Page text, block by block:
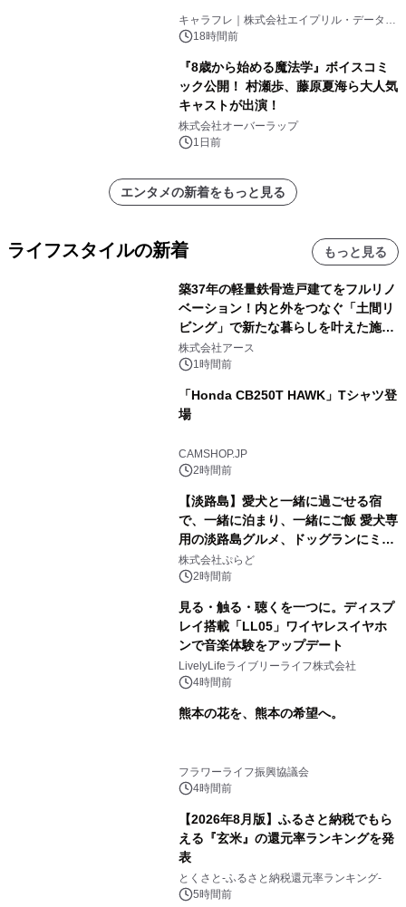
キャラフレ｜株式会社エイプリル・データ・
デザインズ
18時間前
『8歳から始める魔法学』ボイスコミ
ック公開！ 村瀬歩、藤原夏海ら大人気
キャストが出演！
株式会社オーバーラップ
1日前
エンタメの新着をもっと見る
ライフスタイルの新着 もっと見る
築37年の軽量鉄骨造戸建てをフルリノ
ベーション！内と外をつなぐ「土間リ
ビング」で新たな暮らしを叶えた施工
事例を株式会社アースが公開
株式会社アース
1時間前
「Honda CB250T HAWK」Tシャツ登
場
CAMSHOP.JP
2時間前
【淡路島】愛犬と一緒に過ごせる宿
で、一緒に泊まり、一緒にご飯 愛犬専
用の淡路島グルメ、ドッグランにミニ
プール グランピングとトレーラーハウ
スの2施設で
株式会社ぷらど
2時間前
見る・触る・聴くを一つに。ディスプ
レイ搭載「LL05」ワイヤレスイヤホ
ンで音楽体験をアップデート
LivelyLifeライブリーライフ株式会社
4時間前
熊本の花を、熊本の希望へ。
フラワーライフ振興協議会
4時間前
【2026年8月版】ふるさと納税でもら
える『玄米』の還元率ランキングを発
表
とくさと-ふるさと納税還元率ランキング-
5時間前